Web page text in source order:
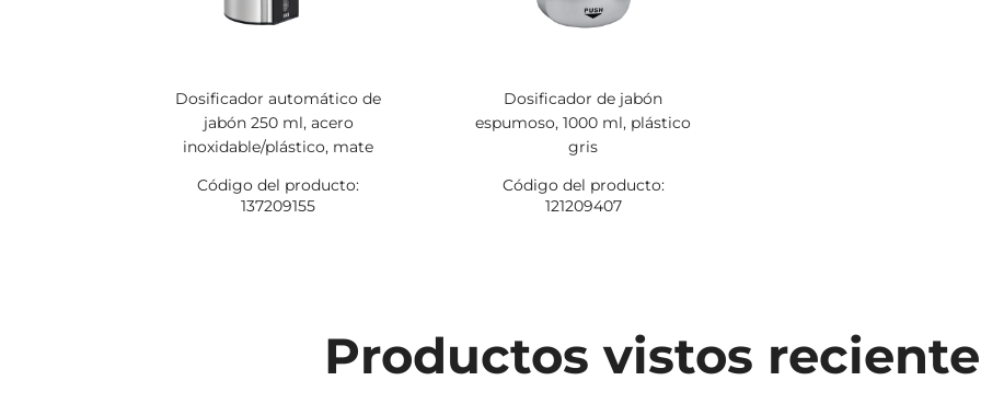
Dosificador automático de
jabón 250 ml, acero
inoxidable/plástico, mate
Código del producto:
137209155
Dosificador de jabón
espumoso, 1000 ml, plástico
gris
Código del producto:
121209407
Productos vistos